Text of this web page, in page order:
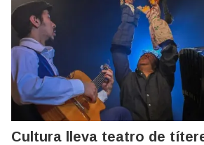
Cultura lleva teatro de